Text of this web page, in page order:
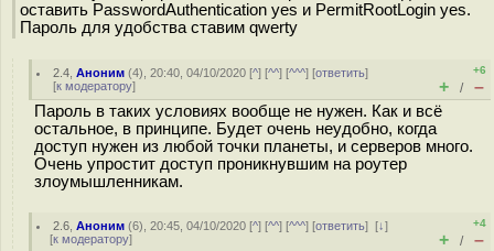
оставить PasswordAuthentication yes и PermitRootLogin yes.
Пароль для удобства ставим qwerty
2.4 ,Аноним (4), 20:40, 04/10/2020 [^] [^^] [^^^] [ответить]
[к модератору]
+6
+ / –
Пароль в таких условиях вообще не нужен. Как и всё
остальное, в принципе. Будет очень неудобно, когда
доступ нужен из любой точки планеты, и серверов много.
Очень упростит доступ проникнувшим на роутер
злоумышленникам.
2.6 ,Аноним (6), 20:45, 04/10/2020 [^] [^^] [^^^] [ответить][↓]
[к модератору]
+4
+ / –